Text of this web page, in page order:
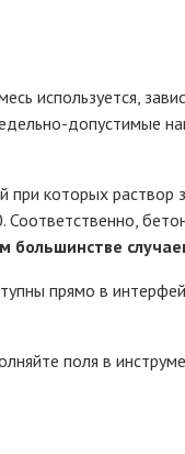
используется,
допустимые
которых раствор
большинстве
прямо в
поля в